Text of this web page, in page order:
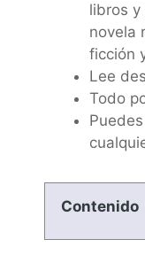
libros
novela
ficción
Lee
Todo
Contenido